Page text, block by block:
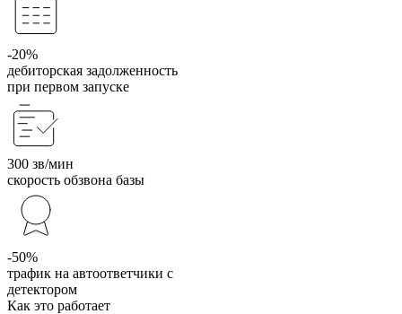
-20%
дебиторская задолженность
при первом запуске
300 зв/мин
скорость обзвона базы
-50%
трафик на автоответчики с
детектором
Как это работает